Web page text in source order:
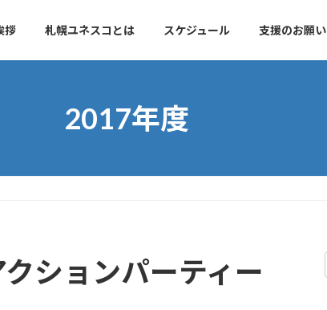
拶 札幌ユネスコとは スケジュール 支援のお願い
2017年度
ションパーティー